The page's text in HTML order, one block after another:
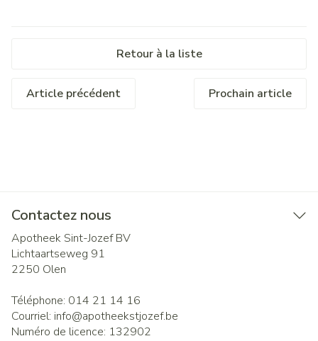
Retour à la liste
Article précédent Prochain article
Contactez nous
Apotheek Sint-Jozef BV
Lichtaartseweg 91
2250 Olen
Téléphone: 014 21 14 16
Courriel: info@apotheekstjozef.be
Numéro de licence: 132902